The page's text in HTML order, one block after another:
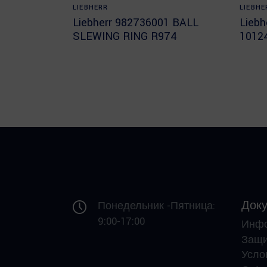
LIEBHERR
Liebherr 982736001 BALL
SLEWING RING R974
Понедельник -Пятница:
9:00-17:00